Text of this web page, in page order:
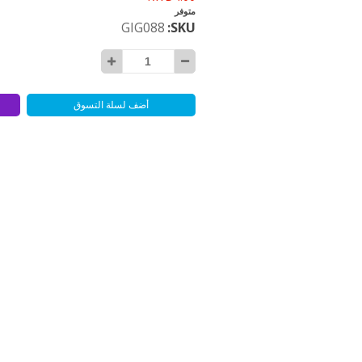
متوفر
SKU
GIG088
أضف لسلة التسوق